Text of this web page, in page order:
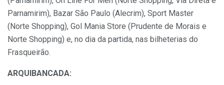
Parnamirim), Bazar São Paulo (Alecrim), Sport Master
(Norte Shopping), Gol Mania Store (Prudente de Morais e
Norte Shopping) e, no dia da partida, nas bilheterias do
Frasqueirão.
ARQUIBANCADA: